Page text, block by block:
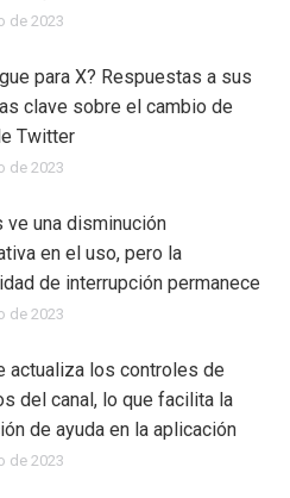
de 2023
para X? Respuestas a sus
clave sobre el cambio de
Twitter
de 2023
ve una disminución
en el uso, pero la
de interrupción permanece
de 2023
actualiza los controles de
del canal, lo que facilita la
de ayuda en la aplicación
de 2023